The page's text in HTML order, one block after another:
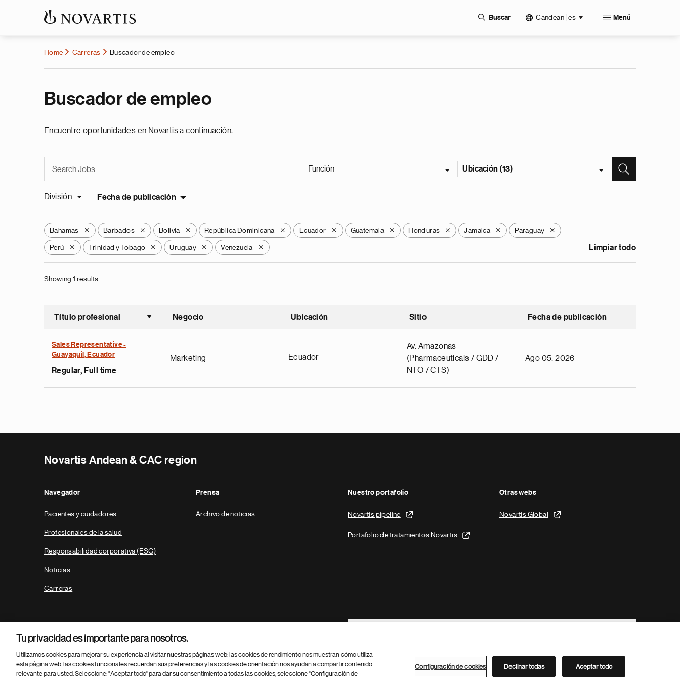
Buscar Candean | es Menú
Home Carreras Buscador de empleo
Buscador de empleo
Encuentre oportunidades en Novartis a continuación.
Función Ubicación (13)
División Fecha de publicación
Bahamas X Barbados X Bolivia X República Dominicana X Ecuador X Guatemala X Honduras X Jamaica X Paraguay X
Perú X Trinidad y Tobago X Uruguay X Venezuela X Limpiar todo
Showing 1 results
Título profesional
Ordenar ascendente
Negocio Ubicación Sitio Fecha de publicación
Sales Representative -
Guayaquil, Ecuador
Regular, Full time
Marketing Ecuador
Av. Amazonas
(Pharmaceuticals / GDD /
NTO / CTS)
Ago 05, 2026
Novartis Andean & CAC region
Navegador
Pacientes y cuidadores
Profesionales de la salud
Responsabilidad corporativa (ESG)
Noticias
Carreras
Prensa
Archivo de noticias
Nuestro portafolio
Novartis pipeline
Portafolio de tratamientos Novartis
Otras webs
Novartis Global
Footer Site Search
Parte
© 2026 Novartis AG Directorio de Novartis
Tu privacidad es importante para nosotros.
Utilizamos cookies para mejorar su experiencia al visitar nuestras páginas web: las cookies de rendimiento nos muestran cómo utiliza
esta página web, las cookies funcionales recuerdan sus preferencias y las cookies de orientación nos ayudan a compartir contenido
relevante para usted. Seleccione: "Aceptar todo" para dar su consentimiento a todas las cookies, seleccione "Configuración de
Configuración de cookies Declinar todas Aceptar todo